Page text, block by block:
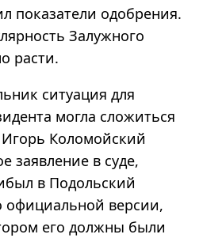
показатели одобрения.
Залужного
расти.
ситуация для
могла сложиться
Коломойский
заявление в суде,
в Подольский
официальной версии,
его должны были